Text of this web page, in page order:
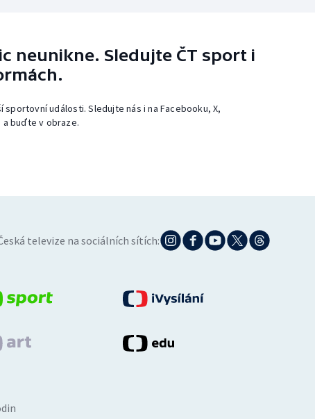
neunikne. Sledujte ČT sport i
události. Sledujte nás i na Facebooku, X,
a buďte v obraze.
televize na sociálních sítích: